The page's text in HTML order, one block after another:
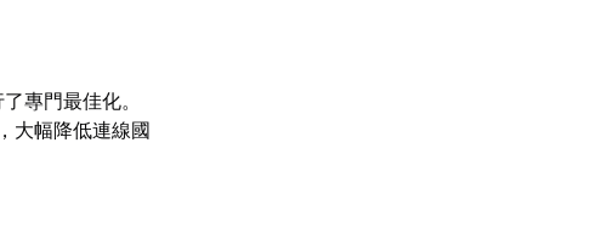
專門最佳化。
大幅降低連線國